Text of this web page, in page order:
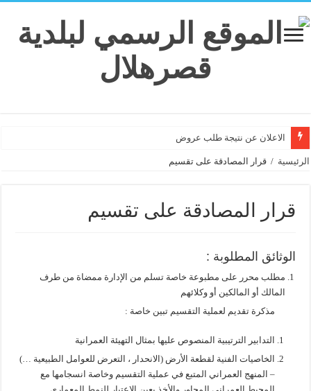
الاعلان عن نتيجة طلب عروض
الرئيسية / قرار المصادقة على تقسيم
قرار المصادقة على تقسيم
الوثائق المطلوبة :
مطلب محرر على مطبوعة خاصة تسلم من الإدارة ممضاة من طرف
المالك أو المالكين أو وكلائهم
مذكرة تقديم لعملية التقسيم تبين خاصة :
التدابير الترتيبية المنصوص عليها بمثال التهيئة العمرانية
الخاصيات الفنية لقطعة الأرض (الانحدار ، التعرض للعوامل الطبيعية …)
– المنهج العمراني المتبع في عملية التقسيم وخاصة انسجامها مع